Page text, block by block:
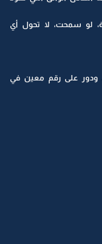
لو سمحت، لا تحول أي
ودور على رقم معين في